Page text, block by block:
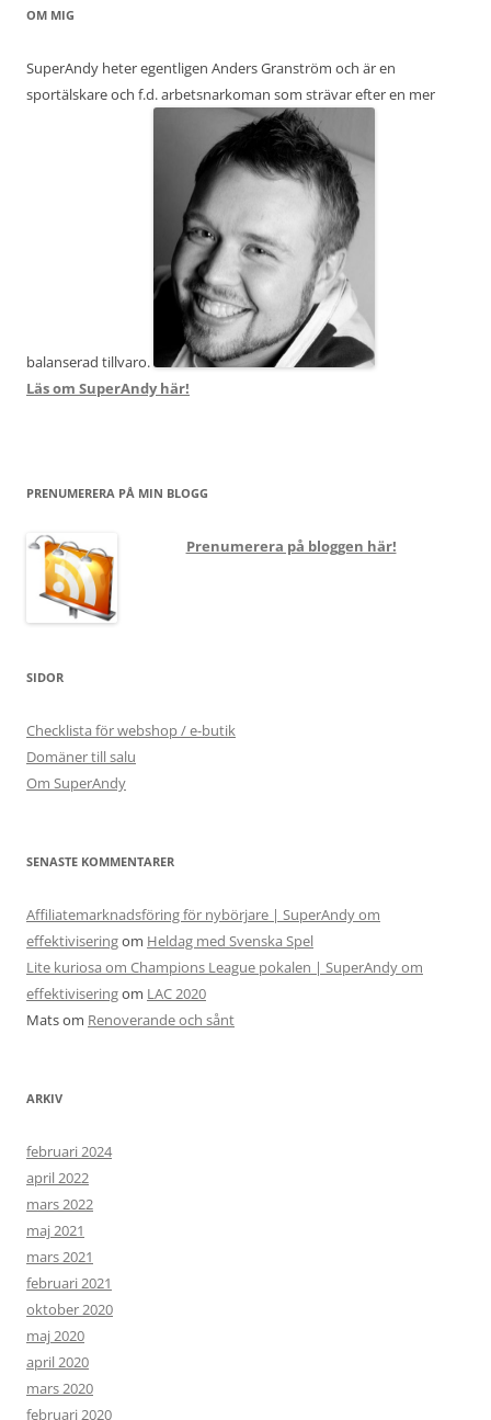
OM MIG
SuperAndy heter egentligen Anders Granström och är en
sportälskare och f.d. arbetsnarkoman som strävar efter en mer
balanserad tillvaro.
Läs om SuperAndy här!
PRENUMERERA PÅ MIN BLOGG
Prenumerera på bloggen här!
SIDOR
Checklista för webshop / e-butik
Domäner till salu
Om SuperAndy
SENASTE KOMMENTARER
Affiliatemarknadsföring för nybörjare | SuperAndy om
effektiviseringom Heldag med Svenska Spel
Lite kuriosa om Champions League pokalen | SuperAndy om
effektiviseringom LAC 2020
Matsom Renoverande och sånt
ARKIV
februari 2024
april 2022
mars 2022
maj 2021
mars 2021
februari 2021
oktober 2020
maj 2020
april 2020
mars 2020
februari 2020